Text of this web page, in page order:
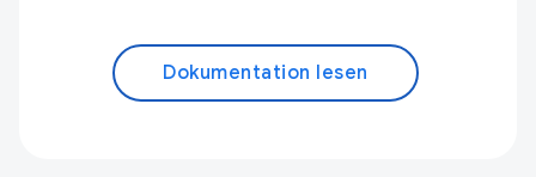
Dokumentation lesen